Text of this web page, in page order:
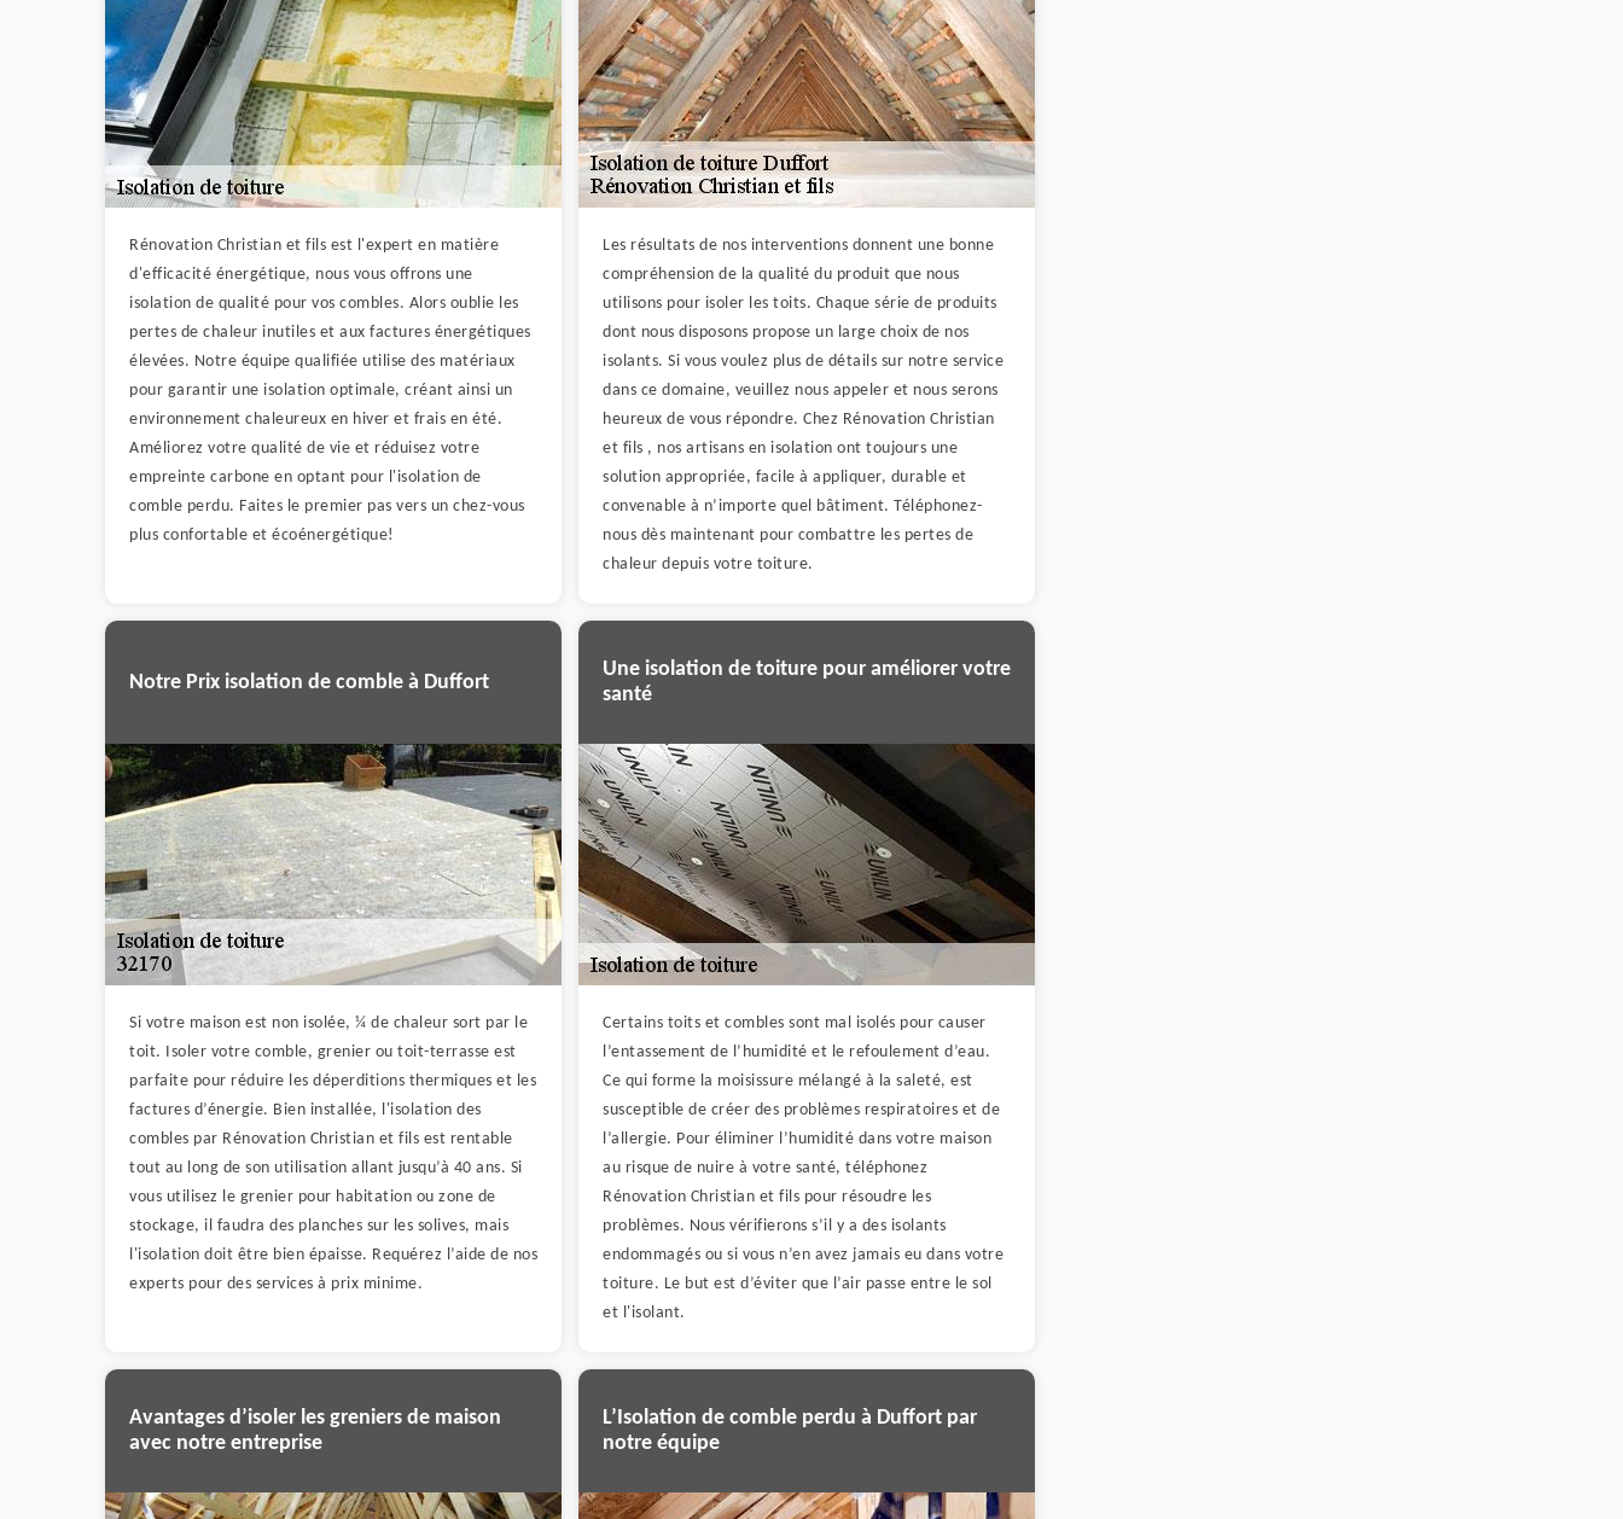
Rénovation Christian et fils est l'expert en matière
d'efficacité énergétique, nous vous offrons une
isolation de qualité pour vos combles. Alors oublie les
pertes de chaleur inutiles et aux factures énergétiques
élevées. Notre équipe qualifiée utilise des matériaux
pour garantir une isolation optimale, créant ainsi un
environnement chaleureux en hiver et frais en été.
Améliorez votre qualité de vie et réduisez votre
empreinte carbone en optant pour l'isolation de
comble perdu. Faites le premier pas vers un chez-vous
plus confortable et écoénergétique!
Les résultats de nos interventions donnent une bonne
compréhension de la qualité du produit que nous
utilisons pour isoler les toits. Chaque série de produits
dont nous disposons propose un large choix de nos
isolants. Si vous voulez plus de détails sur notre service
dans ce domaine, veuillez nous appeler et nous serons
heureux de vous répondre. Chez Rénovation Christian
et fils , nos artisans en isolation ont toujours une
solution appropriée, facile à appliquer, durable et
convenable à n’importe quel bâtiment. Téléphonez-
nous dès maintenant pour combattre les pertes de
chaleur depuis votre toiture.
Notre Prix isolation de comble à Duffort
Si votre maison est non isolée, ¼ de chaleur sort par le
toit. Isoler votre comble, grenier ou toit-terrasse est
parfaite pour réduire les déperditions thermiques et les
factures d’énergie. Bien installée, l'isolation des
combles par Rénovation Christian et fils est rentable
tout au long de son utilisation allant jusqu’à 40 ans. Si
vous utilisez le grenier pour habitation ou zone de
stockage, il faudra des planches sur les solives, mais
l'isolation doit être bien épaisse. Requérez l’aide de nos
experts pour des services à prix minime.
Une isolation de toiture pour améliorer votre
santé
Certains toits et combles sont mal isolés pour causer
l’entassement de l’humidité et le refoulement d’eau.
Ce qui forme la moisissure mélangé à la saleté, est
susceptible de créer des problèmes respiratoires et de
l’allergie. Pour éliminer l’humidité dans votre maison
au risque de nuire à votre santé, téléphonez
Rénovation Christian et fils pour résoudre les
problèmes. Nous vérifierons s’il y a des isolants
endommagés ou si vous n’en avez jamais eu dans votre
toiture. Le but est d’éviter que l’air passe entre le sol
et l'isolant.
Avantages d’isoler les greniers de maison
avec notre entreprise
L’Isolation de comble perdu à Duffort par
notre équipe